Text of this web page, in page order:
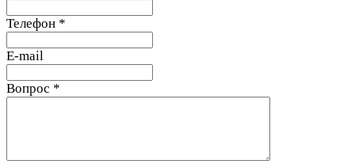
Телефон *
E-mail
Вопрос *